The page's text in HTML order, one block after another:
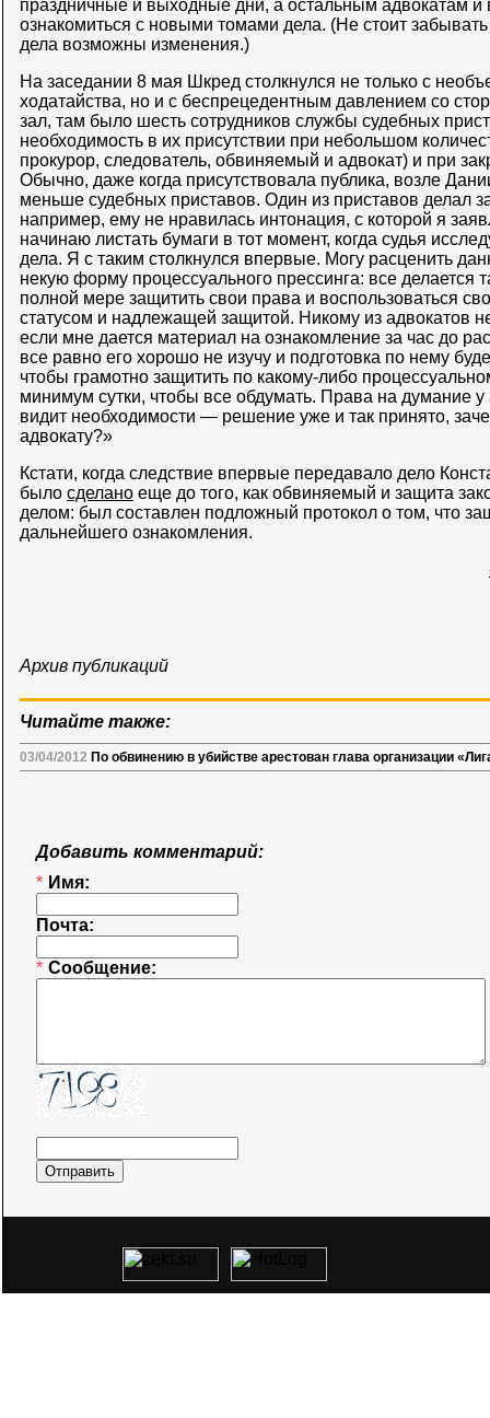
праздничные и выходные дни, а остальным адвокатам и
ознакомиться с новыми томами дела. (Не стоит
дела возможны изменения.)
На заседании 8 мая Шкред столкнулся не только с
ходатайства, но и с беспрецедентным давлением со
зал, там было шесть сотрудников службы судебных
необходимость в их присутствии при небольшом
прокурор, следователь, обвиняемый и адвокат) и при
Обычно, даже когда присутствовала публика, возле
меньше судебных приставов. Один из приставов делал
например, ему не нравилась интонация, с которой я
начинаю листать бумаги в тот момент, когда судья
дела. Я с таким столкнулся впервые. Могу расценить
некую форму процессуального прессинга: все делается
полной мере защитить свои права и воспользоваться
статусом и надлежащей защитой. Никому из адвокатов
если мне дается материал на ознакомление за час до
все равно его хорошо не изучу и подготовка по нему
чтобы грамотно защитить по какому-либо
минимум сутки, чтобы все обдумать. Права на думание у
видит необходимости — решение уже и так принято,
адвокату?»
Кстати, когда следствие впервые передавало дело
было сделано еще до того, как обвиняемый и защита
делом: был составлен подложный протокол о том, что
дальнейшего ознакомления.
Архив публикаций
Читайте также:
03/04/2012 По обвинению в убийстве арестован глава организации
Добавить комментарий:
* Имя:
Почта:
* Сообщение: